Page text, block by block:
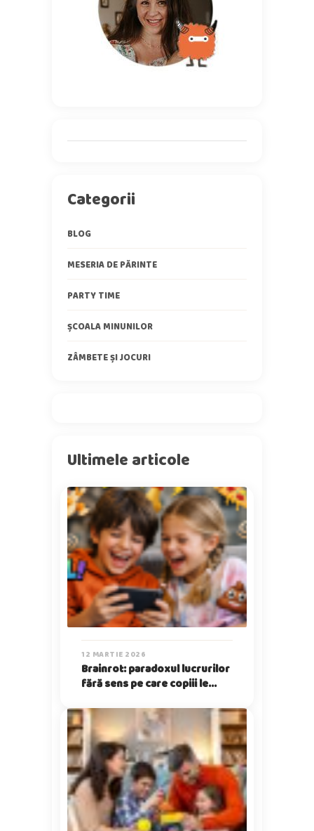
Categorii
BLOG
MESERIA DE PĂRINTE
PARTY TIME
ȘCOALA MINUNILOR
ZÂMBETE ȘI JOCURI
Ultimele articole
12 MARTIE 2026
Brainrot: paradoxul lucrurilor
fără sens pe care copiii le